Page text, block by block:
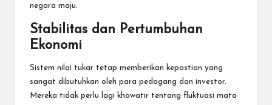
negara maju.
Stabilitas dan Pertumbuhan
Ekonomi
Sistem nilai tukar tetap memberikan kepastian yang
sangat dibutuhkan oleh para pedagang dan investor.
Mereka tidak perlu lagi khawatir tentang fluktuasi mata